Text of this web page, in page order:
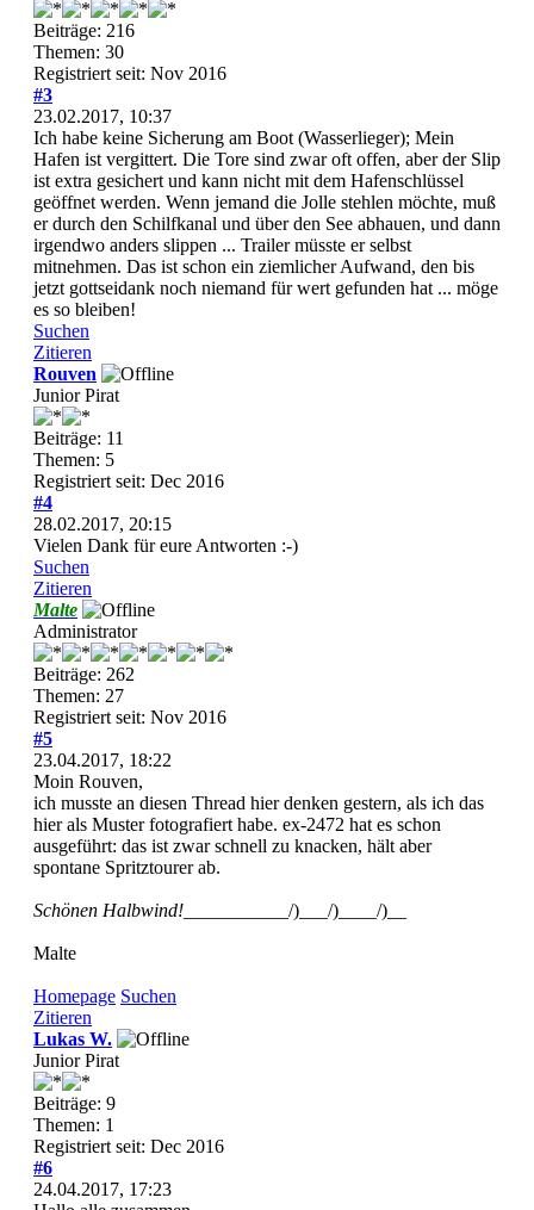
Beiträge: 216
Themen: 30
Registriert seit: Nov 2016
#3
23.02.2017, 10:37
Ich habe keine Sicherung am Boot (Wasserlieger); Mein
Hafen ist vergittert. Die Tore sind zwar oft offen, aber der Slip
ist extra gesichert und kann nicht mit dem Hafenschlüssel
geöffnet werden. Wenn jemand die Jolle stehlen möchte, muß
er durch den Schilfkanal und über den See abhauen, und dann
irgendwo anders slippen ... Trailer müsste er selbst
mitnehmen. Das ist schon ein ziemlicher Aufwand, den bis
jetzt gottseidank noch niemand für wert gefunden hat ... möge
es so bleiben!
Suchen
Zitieren
Rouven
Junior Pirat
Beiträge: 11
Themen: 5
Registriert seit: Dec 2016
#4
28.02.2017, 20:15
Vielen Dank für eure Antworten :-)
Suchen
Zitieren
Malte
Administrator
Beiträge: 262
Themen: 27
Registriert seit: Nov 2016
#5
23.04.2017, 18:22
Moin Rouven,
ich musste an diesen Thread hier denken gestern, als ich das
hier als Muster fotografiert habe. ex-2472 hat es schon
ausgeführt: das ist zwar schnell zu knacken, hält aber
spontane Spritztourer ab.
Schönen Halbwind! ___________/)___/)____/)__
Malte
Homepage Suchen
Zitieren
Lukas W.
Junior Pirat
Beiträge: 9
Themen: 1
Registriert seit: Dec 2016
#6
24.04.2017, 17:23